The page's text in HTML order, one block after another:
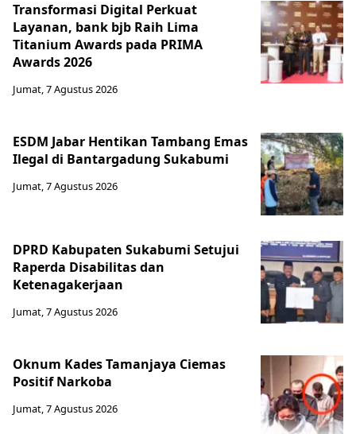
Transformasi Digital Perkuat
Layanan, bank bjb Raih Lima
Titanium Awards pada PRIMA
Awards 2026
Jumat, 7 Agustus 2026
ESDM Jabar Hentikan Tambang Emas
Ilegal di Bantargadung Sukabumi
Jumat, 7 Agustus 2026
DPRD Kabupaten Sukabumi Setujui
Raperda Disabilitas dan
Ketenagakerjaan
Jumat, 7 Agustus 2026
Oknum Kades Tamanjaya Ciemas
Positif Narkoba
Jumat, 7 Agustus 2026